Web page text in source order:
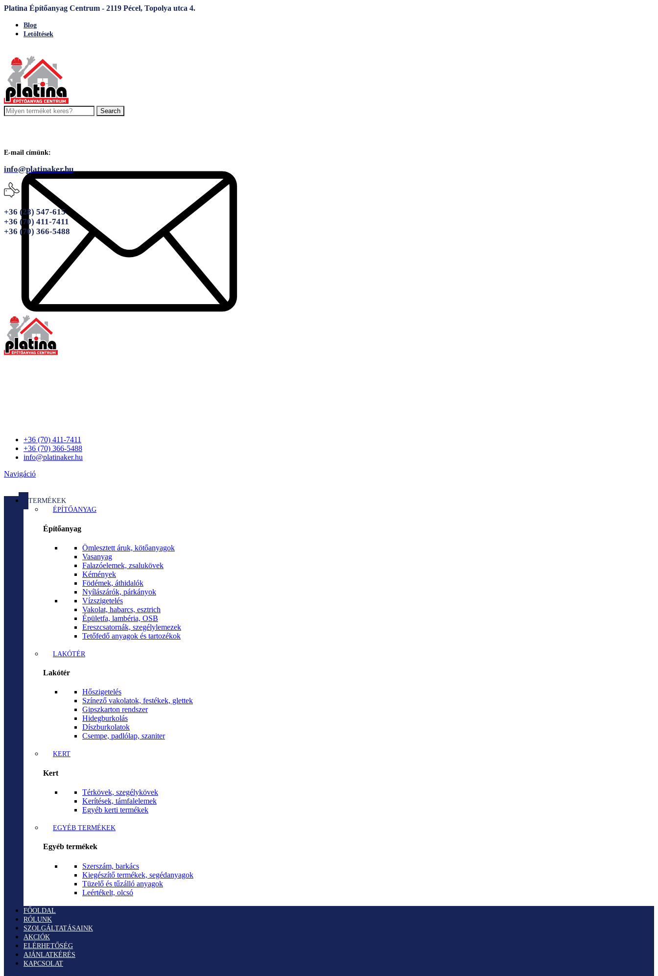
Platina Építőanyag Centrum - 2119 Pécel, Topolya utca 4.
Blog
Letöltések
Search
E-mail címünk:
info@platinaker.hu
+36 (28) 547-615
+36 (70) 411-7411
+36 (70) 366-5488
+36 (70) 411-7411
+36 (70) 366-5488
info@platinaker.hu
Navigáció
TERMÉKEK
ÉPÍTŐANYAG
Építőanyag
Ömlesztett áruk, kötőanyagok
Vasanyag
Falazóelemek, zsalukövek
Kémények
Födémek, áthidalók
Nyílászárók, párkányok
Vízszigetelés
Vakolat, habarcs, esztrich
Épületfa, lambéria, OSB
Ereszcsatornák, szegélylemezek
Tetőfedő anyagok és tartozékok
LAKÓTÉR
Lakótér
Hőszigetelés
Színező vakolatok, festékek, glettek
Gipszkarton rendszer
Hidegburkolás
Díszburkolatok
Csempe, padlólap, szaniter
KERT
Kert
Térkövek, szegélykövek
Kerítések, támfalelemek
Egyéb kerti termékek
EGYÉB TERMÉKEK
Egyéb termékek
Szerszám, barkács
Kiegészítő termékek, segédanyagok
Tüzelő és tűzálló anyagok
Leértékelt, olcsó
FŐOLDAL
RÓLUNK
SZOLGÁLTATÁSAINK
AKCIÓK
ELÉRHETŐSÉG
AJÁNLATKÉRÉS
KAPCSOLAT